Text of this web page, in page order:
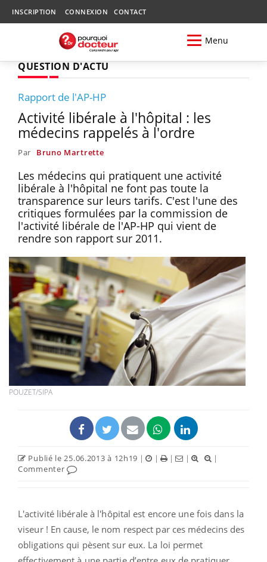
INSCRIPTION CONNEXION CONTACT
Menu
QUESTION D'ACTU
Rapport de l'AP-HP
Activité libérale à l'hôpital : les
médecins rappelés à l'ordre
Par Bruno Martrette
Les médecins qui pratiquent une activité
libérale à l'hôpital ne font pas toute la
transparence sur leurs tarifs. C'est l'une des
critiques formulées par la commission de
l'activité libérale de l'AP-HP qui vient de
rendre son rapport sur 2011.
POUZET/SIPA
Publié le 25.06.2013 à 12h19 | | | |
|
Commenter
L'activité libérale à l'hôpital est encore une fois dans la
viseur ! En cause, le nom respect par ces médecins des
obligations qui pèsent sur eux. La loi permet